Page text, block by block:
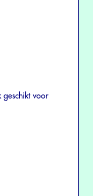
geschikt voor